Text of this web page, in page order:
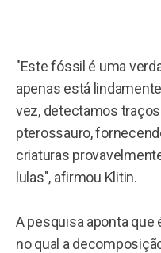
"Este fóssil é uma
apenas está
vez, detectamos
pterossauro,
criaturas
lulas", afirmou Klitin.
A pesquisa aponta que
no qual a